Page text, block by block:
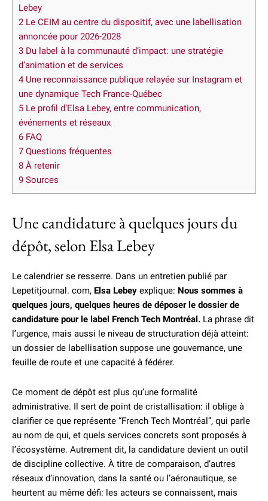
Lebey
2 Le CEIM au centre du dispositif, avec une labellisation
annoncée pour 2026-2028
3 Du label à la communauté d’impact: une stratégie
d’animation et de services
4 Une reconnaissance publique relayée sur Instagram et
une dynamique Tech France-Québec
5 Le profil d’Elsa Lebey, entre communication,
événements et réseaux
6 FAQ
7 Questions fréquentes
8 À retenir
9 Sources
Une candidature à quelques jours du
dépôt, selon Elsa Lebey
Le calendrier se resserre. Dans un entretien publié par
Lepetitjournal. com, Elsa Lebey explique: Nous sommes à
quelques jours, quelques heures de déposer le dossier de
candidature pour le label French Tech Montréal. La phrase dit
l’urgence, mais aussi le niveau de structuration déjà atteint:
un dossier de labellisation suppose une gouvernance, une
feuille de route et une capacité à fédérer.
Ce moment de dépôt est plus qu’une formalité
administrative. Il sert de point de cristallisation: il oblige à
clarifier ce que représente “French Tech Montréal”, qui parle
au nom de qui, et quels services concrets sont proposés à
l’écosystème. Autrement dit, la candidature devient un outil
de discipline collective. À titre de comparaison, d’autres
réseaux d’innovation, dans la santé ou l’aéronautique, se
heurtent au même défi: les acteurs se connaissent, mais